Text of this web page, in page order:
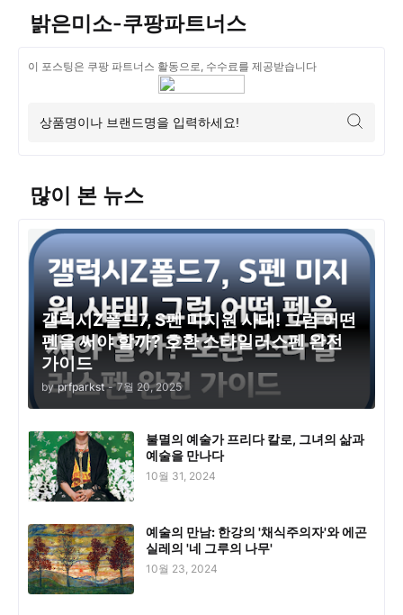
밝은미소-쿠팡파트너스
이 포스팅은 쿠팡 파트너스 활동으로, 수수료를 제공받습니다
많이 본 뉴스
갤럭시Z폴드7, S펜 미지원 사태! 그럼 어떤
펜을 써야 할까? 호환 스타일러스펜 완전
가이드
by prfparkst - 7월 20, 2025
불멸의 예술가 프리다 칼로, 그녀의 삶과
예술을 만나다
10월 31, 2024
예술의 만남: 한강의 '채식주의자'와 에곤
실레의 '네 그루의 나무'
10월 23, 2024